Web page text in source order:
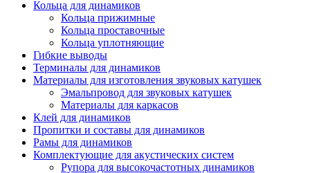
Кольца для динамиков
Кольца прижимные
Кольца проставочные
Кольца уплотняющие
Гибкие выводы
Терминалы для динамиков
Материалы для изготовления звуковых катушек
Эмальпровод для звуковых катушек
Материалы для каркасов
Клей для динамиков
Пропитки и составы для динамиков
Рамы для динамиков
Комплектующие для акустических систем
Рупора для высокочастотных динамиков